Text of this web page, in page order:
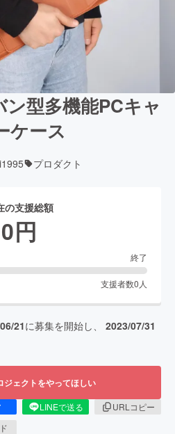
型多機能PCキャ
ケース
プロダクト
の支援総額
0円
終了
支援者数0 人
21に募集を開始し、 2023/07/31
ジェクトをやってほしい
LINEで送る
URLコピー